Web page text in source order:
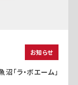
お知らせ
「ラ・ボエーム」